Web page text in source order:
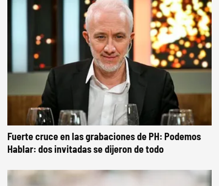
Fuerte cruce en las grabaciones de PH: Podemos
Hablar: dos invitadas se dijeron de todo